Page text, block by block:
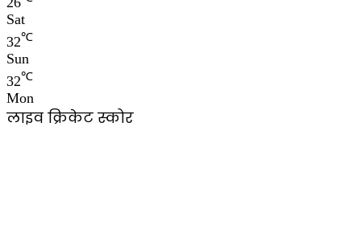
Sat
32℃
Sun
32℃
Mon
लाइव क्रिकेट स्कोर